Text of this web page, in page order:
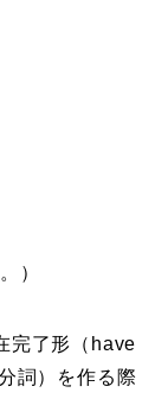
）
完了形（have
詞）を作る際